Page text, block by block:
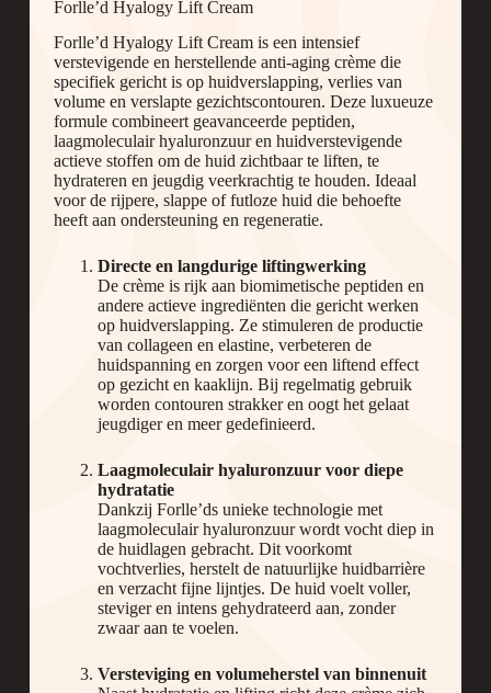
Forlle’d Hyalogy Lift Cream
Forlle’d Hyalogy Lift Cream is een intensief
verstevigende en herstellende anti-aging crème die
specifiek gericht is op huidverslapping, verlies van
volume en verslapte gezichtscontouren. Deze luxueuze
formule combineert geavanceerde peptiden,
laagmoleculair hyaluronzuur en huidverstevigende
actieve stoffen om de huid zichtbaar te liften, te
hydrateren en jeugdig veerkrachtig te houden. Ideaal
voor de rijpere, slappe of futloze huid die behoefte
heeft aan ondersteuning en regeneratie.
Directe en langdurige liftingwerking
De crème is rijk aan biomimetische peptiden en
andere actieve ingrediënten die gericht werken
op huidverslapping. Ze stimuleren de productie
van collageen en elastine, verbeteren de
huidspanning en zorgen voor een liftend effect
op gezicht en kaaklijn. Bij regelmatig gebruik
worden contouren strakker en oogt het gelaat
jeugdiger en meer gedefinieerd.
Laagmoleculair hyaluronzuur voor diepe
hydratatie
Dankzij Forlle’ds unieke technologie met
laagmoleculair hyaluronzuur wordt vocht diep in
de huidlagen gebracht. Dit voorkomt
vochtverlies, herstelt de natuurlijke huidbarrière
en verzacht fijne lijntjes. De huid voelt voller,
steviger en intens gehydrateerd aan, zonder
zwaar aan te voelen.
Versteviging en volumeherstel van binnenuit